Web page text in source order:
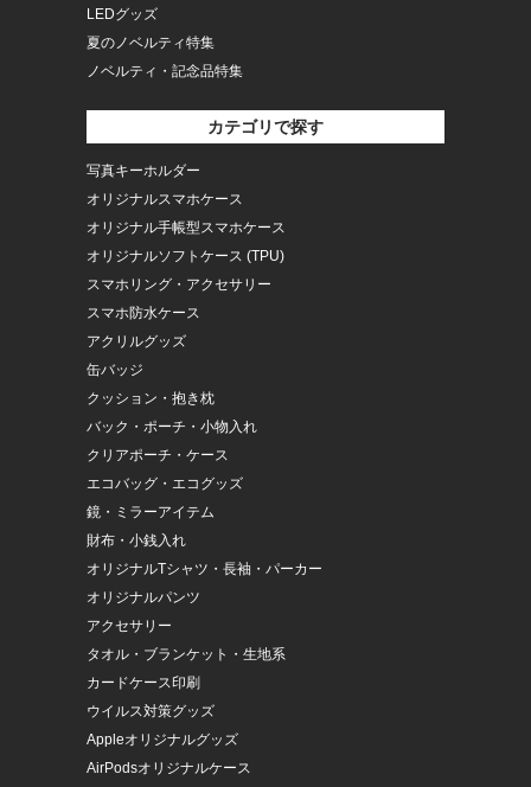
LEDグッズ
夏のノベルティ特集
ノベルティ・記念品特集
カテゴリで探す
写真キーホルダー
オリジナルスマホケース
オリジナル手帳型スマホケース
オリジナルソフトケース (TPU)
スマホリング・アクセサリー
スマホ防水ケース
アクリルグッズ
缶バッジ
クッション・抱き枕
バック・ポーチ・小物入れ
クリアポーチ・ケース
エコバッグ・エコグッズ
鏡・ミラーアイテム
財布・小銭入れ
オリジナルTシャツ・長袖・パーカー
オリジナルパンツ
アクセサリー
タオル・ブランケット・生地系
カードケース印刷
ウイルス対策グッズ
Appleオリジナルグッズ
AirPodsオリジナルケース